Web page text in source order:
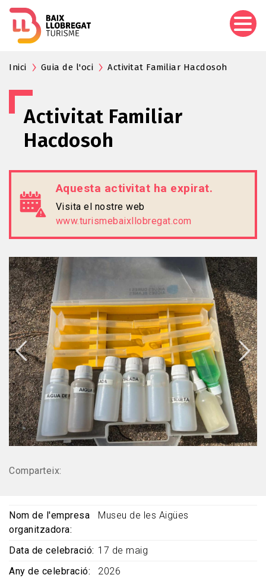
Inici Guia de l'oci Activitat Familiar Hacdosoh
Activitat Familiar
Hacdosoh
Aquesta activitat ha expirat.
Visita el nostre web
www.turismebaixllobregat.com
Comparteix:
Nom de l'empresa
organitzadora
Museu de les Aigües
Data de celebració 17 de maig
Any de celebració
2026